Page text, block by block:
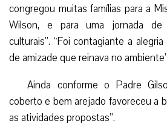
congregou muitas famílias para a
Wilson, e para uma jornada
culturais”. “Foi contagiante a
de amizade que reinava no
Ainda conforme o Padre
coberto e bem arejado favoreceu a
as atividades propostas”.